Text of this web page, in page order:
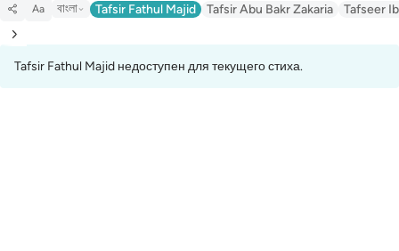
Aa বাংলা Tafsir Fathul Majid Tafsir Abu Bakr Zakaria Tafseer
Tafsir Fathul Majid недоступен для текущего стиха.